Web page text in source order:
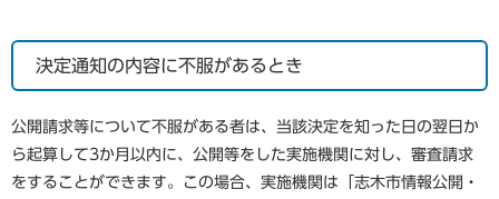
決定通知の内容に不服があるとき
公開請求等について不服がある者は、当該決定を知った日の翌日か
ら起算して3か月以内に、公開等をした実施機関に対し、審査請求
をすることができます。この場合、実施機関は「志木市情報公開・